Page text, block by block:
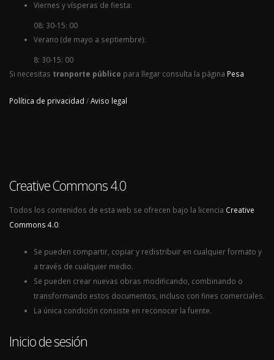
Viernes y vísperas de fiesta:
08: 30-15: 00
Verano (de mayo a septiembre):
8: 30-15: 00
Si necesitas tranporte público para llegar consulta la página Pesa
Política de privacidad /Aviso legal
Creative Commons 4.0
Todos los contenidos de esta web se ofrecen bajo la licencia Creative
Commons 4.0:
Se pueden compartir, copiar y redistribuir en cualquier formato y
a través de cualquier medio.
Se pueden crear nuevas obras modificando, combinando o
transformando estos documentos, incluso con fines comerciales.
La única condición consiste en reconocer la fuente.
Inicio de sesión